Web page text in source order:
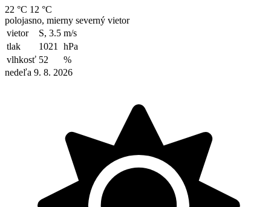
22 °C 12 °C
polojasno, mierny severný vietor
vietor
S, 3.5 m/s
tlak
1021
hPa
vlhkosť 52
%
nedeľa 9. 8. 2026